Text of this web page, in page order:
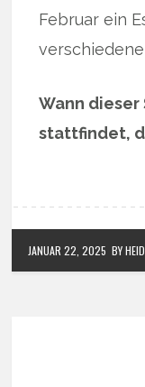
Februar ein
verschiedene
Wann dieser
stattfindet,
JANUAR 22, 2025 BY